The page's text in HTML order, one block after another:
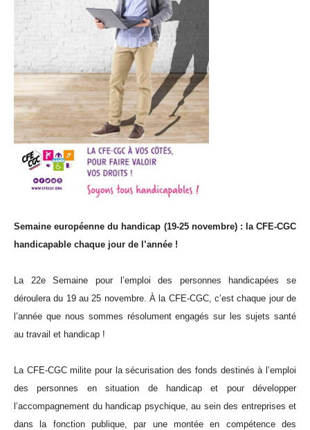
Semaine européenne du handicap (19-25 novembre) : la CFE-CGC
handicapable chaque jour de l’année !
La 22e Semaine pour l’emploi des personnes handicapées se
déroulera du 19 au 25 novembre. À la CFE-CGC, c’est chaque jour de
l’année que nous sommes résolument engagés sur les sujets santé
au travail et handicap !
La CFE-CGC milite pour la sécurisation des fonds destinés à l’emploi
des personnes en situation de handicap et pour développer
l’accompagnement du handicap psychique, au sein des entreprises et
dans la fonction publique, par une montée en compétence des